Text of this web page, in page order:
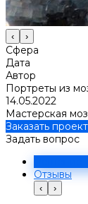
‹ ›
Сфера
Дата
Автор
Портреты из
14.05.2022
Мастерская
Заказать проект
Задать вопрос
Отзывы
‹ ›